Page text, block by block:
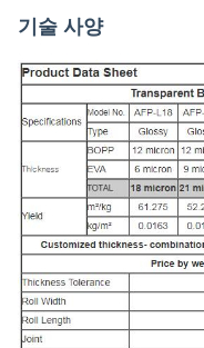
기술 사양